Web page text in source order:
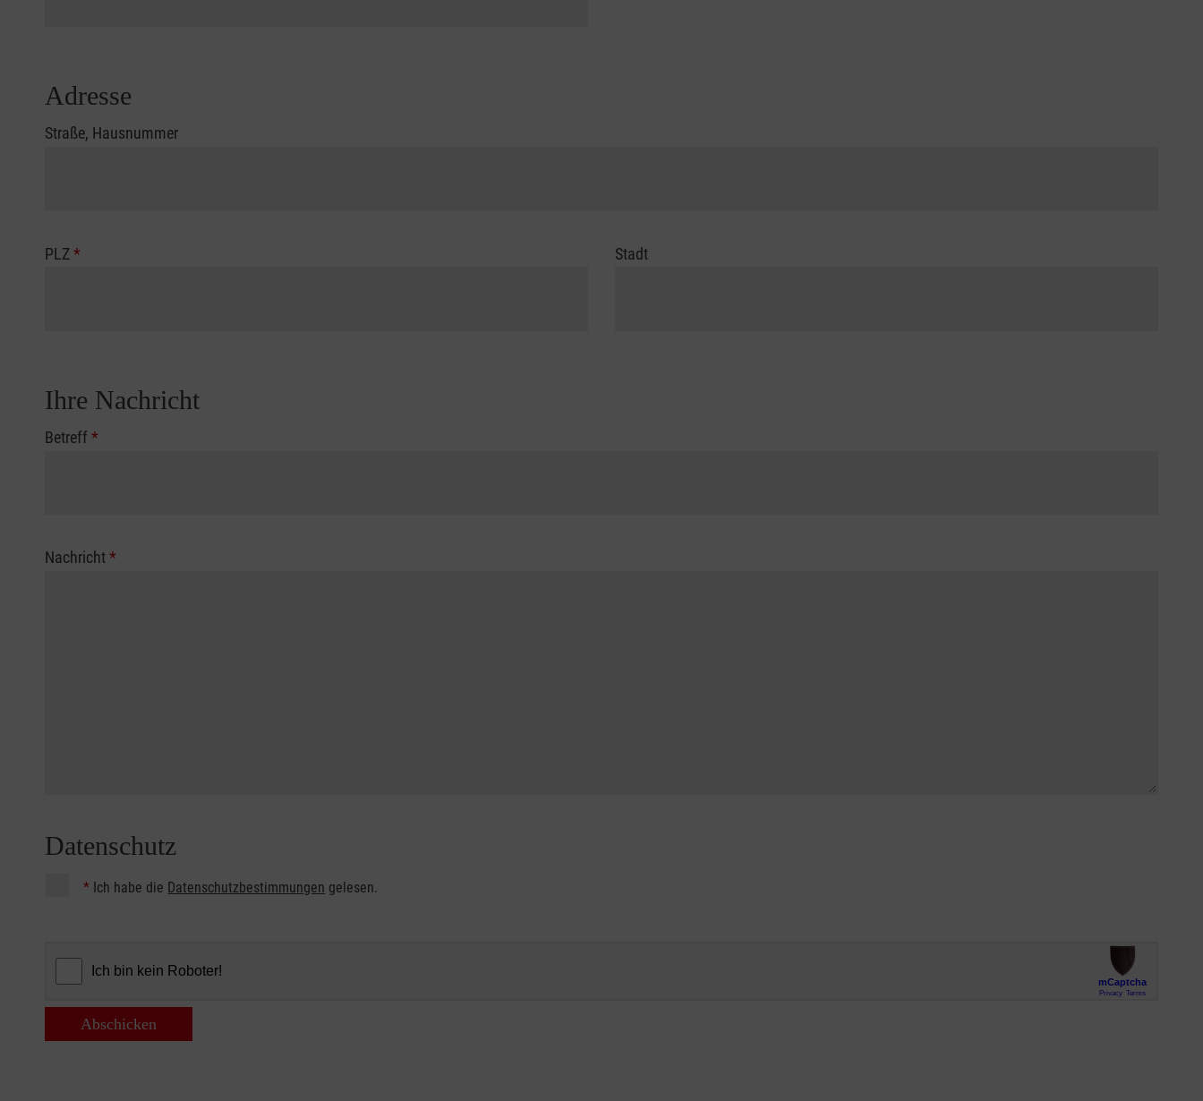
Adresse
Straße, Hausnummer
PLZ* Stadt
Ihre Nachricht
Betreff*
Nachricht*
Datenschutz
* Ich habe die Datenschutzbestimmungen gelesen.
Abschicken